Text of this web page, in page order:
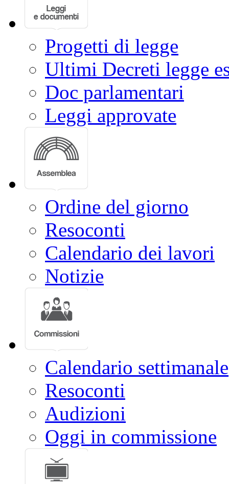
Progetti di legge
Ultimi Decreti legge
Doc parlamentari
Leggi approvate
Ordine del giorno
Resoconti
Calendario dei lavori
Notizie
Calendario settimanale
Resoconti
Audizioni
Oggi in commissione